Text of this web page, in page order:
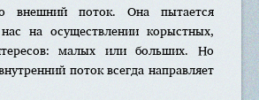
внешний поток. Она пытается
на осуществлении корыстных,
малых или больших. Но
поток всегда направляет